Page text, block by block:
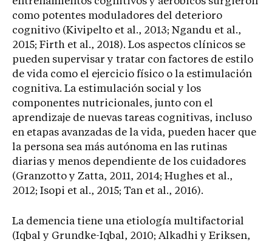
como potentes moduladores del deterioro
cognitivo (Kivipelto et al., 2013; Ngandu et al.,
2015; Firth et al., 2018). Los aspectos clínicos se
pueden supervisar y tratar con factores de estilo
de vida como el ejercicio físico o la estimulación
cognitiva. La estimulación social y los
componentes nutricionales, junto con el
aprendizaje de nuevas tareas cognitivas, incluso
en etapas avanzadas de la vida, pueden hacer que
la persona sea más autónoma en las rutinas
diarias y menos dependiente de los cuidadores
(Granzotto y Zatta, 2011, 2014; Hughes et al.,
2012; Isopi et al., 2015; Tan et al., 2016).
La demencia tiene una etiología multifactorial
(Iqbal y Grundke-Iqbal, 2010; Alkadhi y Eriksen,